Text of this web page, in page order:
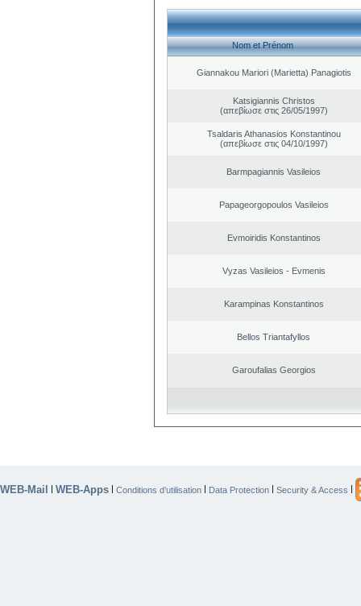
Nom et Prénom
Giannakou Mariori (Marietta) Panagiotis
Katsigiannis Christos
(απεβίωσε στις 26/05/1997)
Tsaldaris Athanasios Konstantinou
(απεβίωσε στις 04/10/1997)
Barmpagiannis Vasileios
Papageorgopoulos Vasileios
Evmoiridis Konstantinos
Vyzas Vasileios - Evmenis
Karampinas Konstantinos
Bellos Triantafyllos
Garoufalias Georgios
WEB-Mail | WEB-Apps | Conditions d’utilisation | Data Protection | Security & Access |